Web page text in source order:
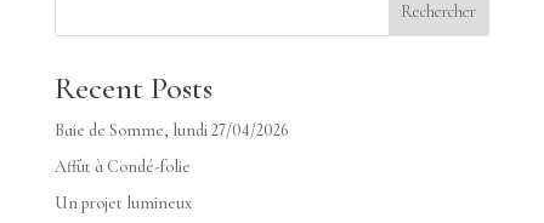
Rechercher
Recent Posts
Baie de Somme, lundi 27/04/2026
Affût à Condé-folie
Un projet lumineux